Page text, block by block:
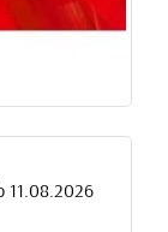
11.08.2026